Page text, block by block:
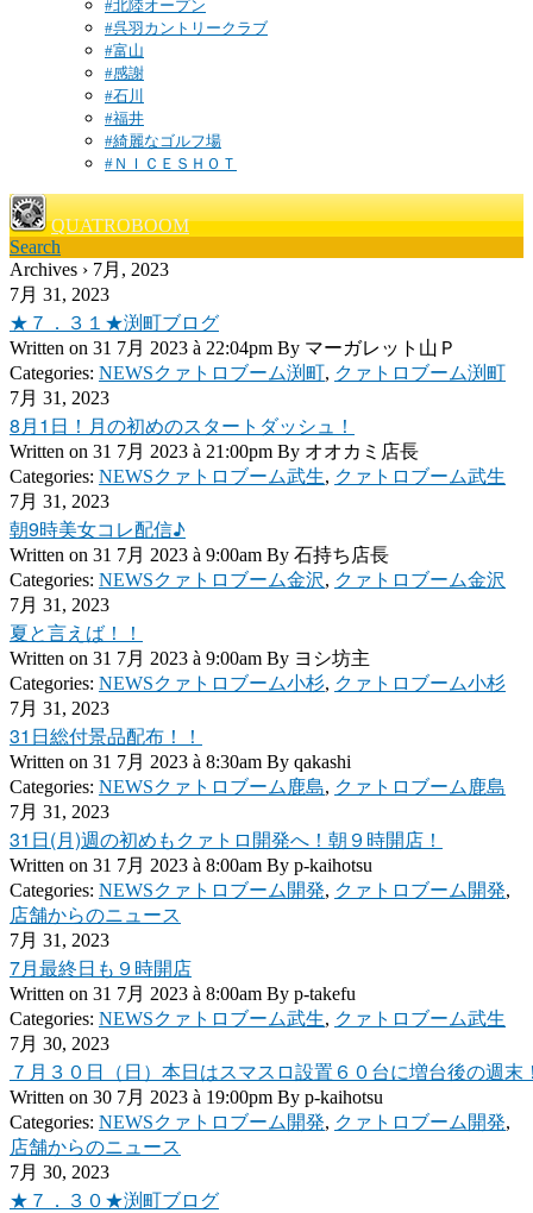
#北陸オープン
#呉羽カントリークラブ
#富山
#感謝
#石川
#福井
#綺麗なゴルフ場
#ＮＩＣＥＳＨＯＴ
QUATROBOOM
Search
Archives › 7月, 2023
7月 31, 2023
★７．３１★渕町ブログ
Written on 31 7月 2023 à 22:04pm By マーガレット山Ｐ
Categories: NEWSクァトロブーム渕町, クァトロブーム渕町
7月 31, 2023
8月1日！月の初めのスタートダッシュ！
Written on 31 7月 2023 à 21:00pm By オオカミ店長
Categories: NEWSクァトロブーム武生, クァトロブーム武生
7月 31, 2023
朝9時美女コレ配信♪
Written on 31 7月 2023 à 9:00am By 石持ち店長
Categories: NEWSクァトロブーム金沢, クァトロブーム金沢
7月 31, 2023
夏と言えば！！
Written on 31 7月 2023 à 9:00am By ヨシ坊主
Categories: NEWSクァトロブーム小杉, クァトロブーム小杉
7月 31, 2023
31日総付景品配布！！
Written on 31 7月 2023 à 8:30am By qakashi
Categories: NEWSクァトロブーム鹿島, クァトロブーム鹿島
7月 31, 2023
31日(月)週の初めもクァトロ開発へ！朝９時開店！
Written on 31 7月 2023 à 8:00am By p-kaihotsu
Categories: NEWSクァトロブーム開発, クァトロブーム開発,
店舗からのニュース
7月 31, 2023
7月最終日も９時開店
Written on 31 7月 2023 à 8:00am By p-takefu
Categories: NEWSクァトロブーム武生, クァトロブーム武生
7月 30, 2023
７月３０日（日）本日はスマスロ設置６０台に増台後の週末
Written on 30 7月 2023 à 19:00pm By p-kaihotsu
Categories: NEWSクァトロブーム開発, クァトロブーム開発,
店舗からのニュース
7月 30, 2023
★７．３０★渕町ブログ